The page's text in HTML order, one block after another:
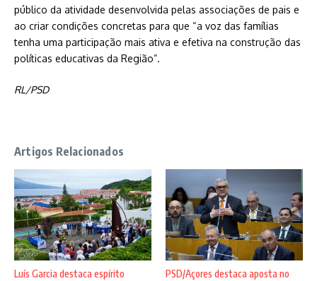
público da atividade desenvolvida pelas associações de pais e
ao criar condições concretas para que “a voz das famílias
tenha uma participação mais ativa e efetiva na construção das
políticas educativas da Região”.
RL/PSD
Artigos Relacionados
Luís Garcia destaca espírito
PSD/Açores destaca aposta no